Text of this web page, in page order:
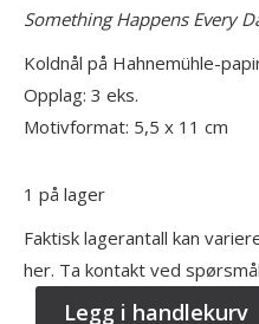
Something Happens Every
Koldnål på Hahnemühle-
Opplag: 3 eks.
Motivformat: 5,5 x 11 cm
1 på lager
Faktisk lagerantall kan
her. Ta kontakt ved
Legg i handlekurv